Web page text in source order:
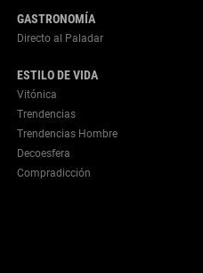
GASTRONOMÍA
Directo al Paladar
ESTILO DE VIDA
Vitónica
Trendencias
Trendencias Hombre
Decoesfera
Compradicción